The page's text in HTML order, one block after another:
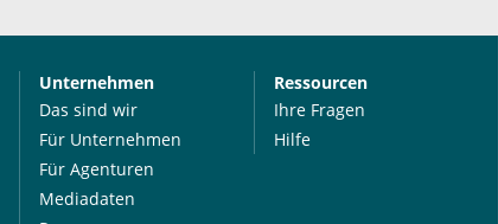
Unternehmen
Das sind wir
Für Unternehmen
Für Agenturen
Mediadaten
Ressourcen
Ihre Fragen
Hilfe